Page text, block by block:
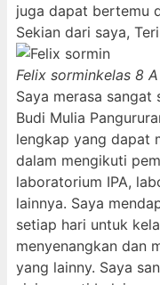
juga dapat bertemu
Sekian dari saya,
Felix sorminkelas 8 A
Saya merasa sangat
Budi Mulia
lengkap yang dapat
dalam mengikuti
laboratorium IPA,
lainnya. Saya
setiap hari untuk
menyenangkan dan
yang lainny. Saya